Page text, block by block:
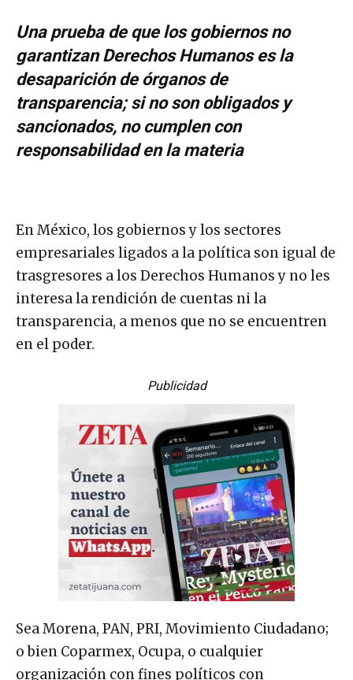
Una prueba de que los gobiernos no
garantizan Derechos Humanos es la
desaparición de órganos de
transparencia; si no son obligados y
sancionados, no cumplen con
responsabilidad en la materia
En México, los gobiernos y los sectores
empresariales ligados a la política son igual de
trasgresores a los Derechos Humanos y no les
interesa la rendición de cuentas ni la
transparencia, a menos que no se encuentren
en el poder.
Publicidad
Sea Morena, PAN, PRI, Movimiento Ciudadano;
o bien Coparmex, Ocupa, o cualquier
organización con fines políticos con